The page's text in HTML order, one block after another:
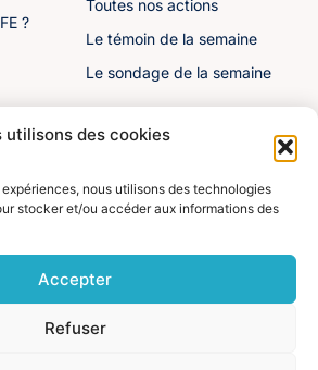
utilisons des cookies
nous utilisons des technologies
stocker et/ou accéder aux informations des
Accepter
Refuser
?
Toutes nos actions
Le témoin de la semaine
Le sondage de la semaine
Divers
personnelles
Mentions légales